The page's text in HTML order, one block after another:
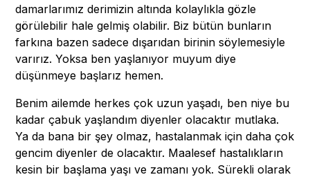
damarlarımız derimizin altında kolaylıkla gözle
görülebilir hale gelmiş olabilir. Biz bütün bunların
farkına bazen sadece dışarıdan birinin söylemesiyle
varırız. Yoksa ben yaşlanıyor muyum diye
düşünmeye başlarız hemen.
Benim ailemde herkes çok uzun yaşadı, ben niye bu
kadar çabuk yaşlandım diyenler olacaktır mutlaka.
Ya da bana bir şey olmaz, hastalanmak için daha çok
gencim diyenler de olacaktır. Maalesef hastalıkların
kesin bir başlama yaşı ve zamanı yok. Sürekli olarak